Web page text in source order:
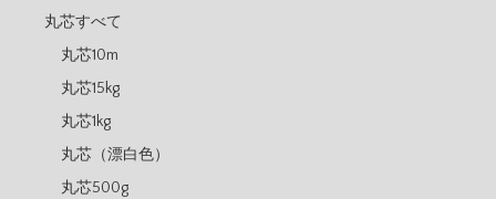
丸芯すべて
丸芯10m
丸芯15kg
丸芯1kg
丸芯（漂白色）
丸芯500g